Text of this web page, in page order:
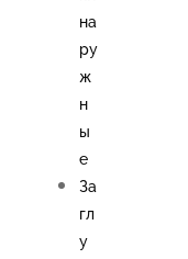
на
ру
ж
н
ы
е
За
гл
у